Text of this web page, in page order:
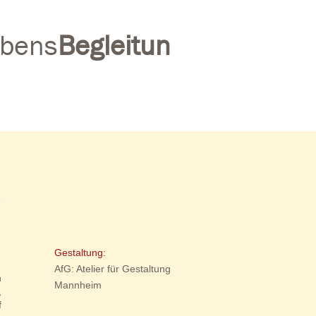
Begleitun
Gestaltung:
AfG: Atelier für Gestaltung
Mannheim